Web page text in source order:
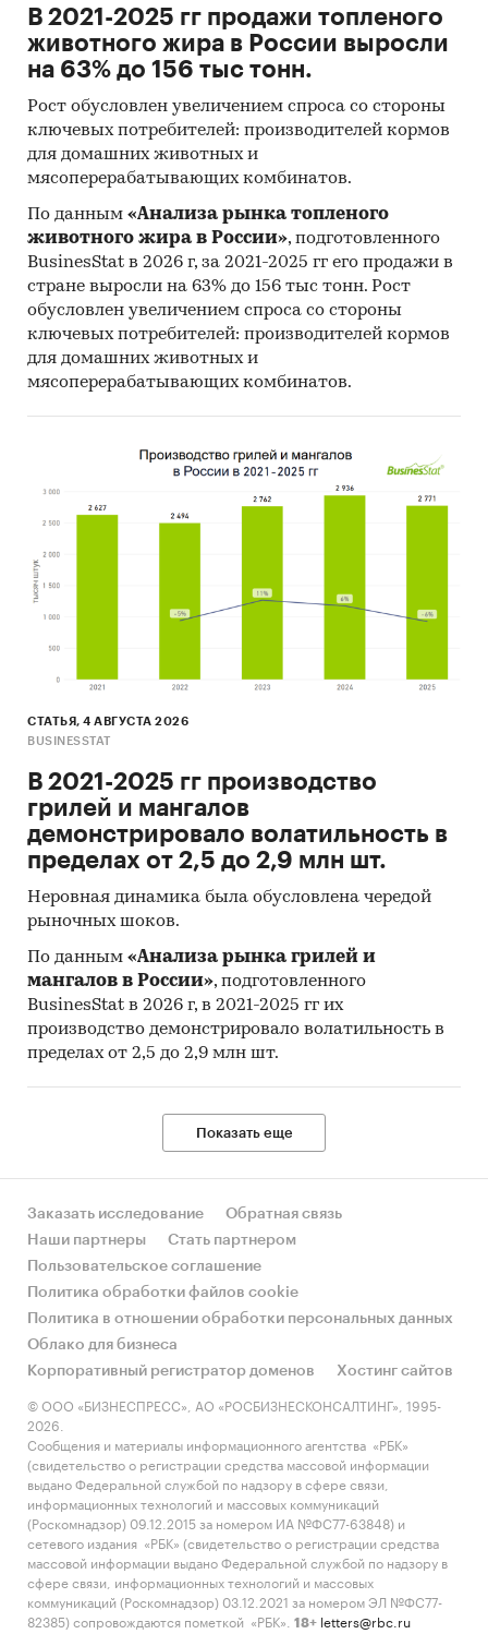
В 2021-2025 гг продажи топленого
животного жира в России выросли
на 63% до 156 тыс тонн.
Рост обусловлен увеличением спроса со стороны
ключевых потребителей: производителей кормов
для домашних животных и
мясоперерабатывающих комбинатов.
По данным «Анализа рынка топленого
животного жира в России», подготовленного
BusinesStat в 2026 г, за 2021-2025 гг его продажи в
стране выросли на 63% до 156 тыс тонн. Рост
обусловлен увеличением спроса со стороны
ключевых потребителей: производителей кормов
для домашних животных и
мясоперерабатывающих комбинатов.
СТАТЬЯ, 4 АВГУСТА 2026
BUSINESSTAT
В 2021-2025 гг производство
грилей и мангалов
демонстрировало волатильность в
пределах от 2,5 до 2,9 млн шт.
Неровная динамика была обусловлена чередой
рыночных шоков.
По данным «Анализа рынка грилей и
мангалов в России», подготовленного
BusinesStat в 2026 г, в 2021-2025 гг их
производство демонстрировало волатильность в
пределах от 2,5 до 2,9 млн шт.
Показать еще
Заказать исследование
Обратная связь
Наши партнеры
Стать партнером
Пользовательское соглашение
Политика обработки файлов cookie
Политика в отношении обработки персональных данных
Облако для бизнеса
Корпоративный регистратор доменов
Хостинг сайтов
© ООО «БИЗНЕСПРЕСС», АО «РОСБИЗНЕСКОНСАЛТИНГ», 1995-
2026.
Сообщения и материалы информационного агентства «РБК»
(свидетельство о регистрации средства массовой информации
выдано Федеральной службой по надзору в сфере связи,
информационных технологий и массовых коммуникаций
(Роскомнадзор) 09.12.2015 за номером ИА №ФС77-63848) и
сетевого издания «РБК» (свидетельство о регистрации средства
массовой информации выдано Федеральной службой по надзору в
сфере связи, информационных технологий и массовых
коммуникаций (Роскомнадзор) 03.12.2021 за номером ЭЛ №ФС77-
82385) сопровождаются пометкой «РБК».
18+ letters@rbc.ru